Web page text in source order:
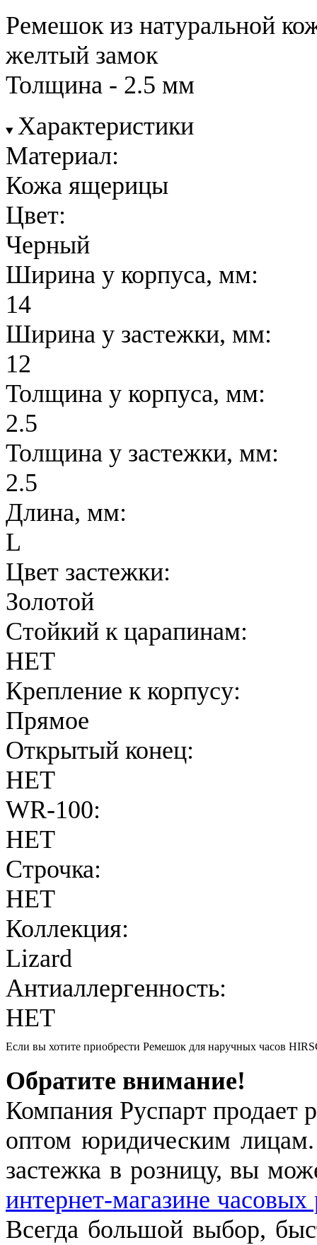
Ремешок из натуральной
желтый замок
Толщина - 2.5 мм
Характеристики
Материал:
Кожа ящерицы
Цвет:
Черный
Ширина у корпуса, мм:
14
Ширина у застежки, мм:
12
Толщина у корпуса, мм:
2.5
Толщина у застежки, мм:
2.5
Длина, мм:
L
Цвет застежки:
Золотой
Стойкий к царапинам:
НЕТ
Крепление к корпусу:
Прямое
Открытый конец:
НЕТ
WR-100:
НЕТ
Строчка:
НЕТ
Коллекция:
Lizard
Антиаллергенность:
НЕТ
Если вы хотите приобрести Ремешок для наручных часов
Обратите внимание!
Компания Руспарт продает
оптом юридическим
застежка в розницу, вы
интернет-магазине
Всегда большой выбор,